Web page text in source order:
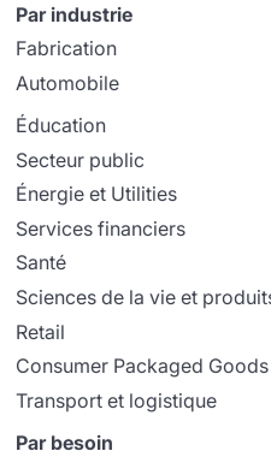
Par industrie
Fabrication
Automobile
Éducation
Secteur public
Énergie et Utilities
Services financiers
Santé
Sciences de la vie et
Retail
Consumer Packaged Goods
Transport et logistique
Par besoin